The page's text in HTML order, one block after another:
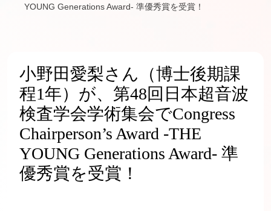
YOUNG Generations Award- 準優秀賞を受賞！
小野田愛梨さん（博士後期課
程1年）が、第48回日本超音波
検査学会学術集会でCongress
Chairperson’s Award -THE
YOUNG Generations Award- 準
優秀賞を受賞！